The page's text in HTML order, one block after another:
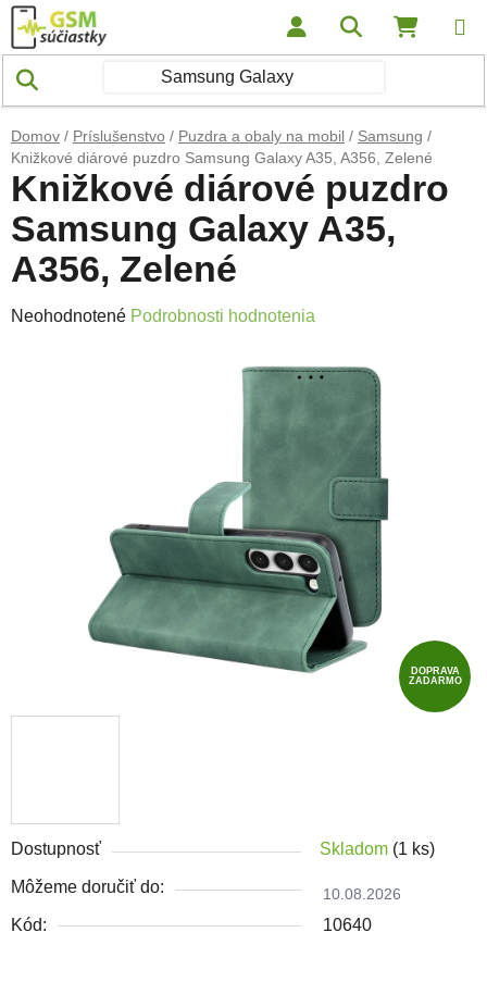
Prejsť na obsah Hľadať
Domov / Príslušenstvo / Puzdra a obaly na mobil / Samsung /
Knižkové diárové puzdro Samsung Galaxy A35, A356, Zelené
Dostupnosť Skladom (1 ks)
Môžeme doručiť do: 10.08.2026
Kód: 10640
Knižkové diárové puzdro
Samsung Galaxy A35,
A356, Zelené
Priemerné hodnotenie produktu je 0,0 z 5 hviezdičiek.
Neohodnotené Podrobnosti hodnotenia
DOPRAVA
ZADARMO